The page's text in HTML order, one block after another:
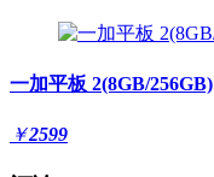
一加平板 2(8GB/256GB)
￥2599